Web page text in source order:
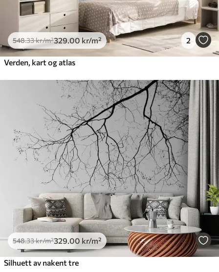
548.33kr/m²329.00 kr/m² 2
Verden, kart og atlas
548.33kr/m²329 .00 kr/m²
Silhuett av nakent tre